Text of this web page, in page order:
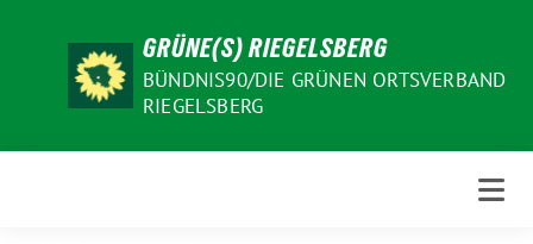
GRÜNE(S) RIEGELSBERG
BÜNDNIS90/DIE GRÜNEN ORTSVERBAND
RIEGELSBERG